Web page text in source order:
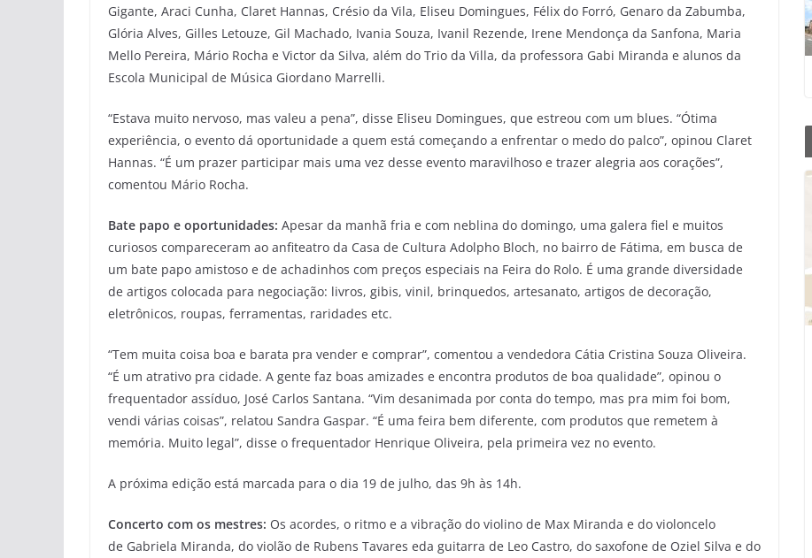
Gigante, Araci Cunha, Claret Hannas, Crésio da Vila, Eliseu Domingues, Félix do Forró, Genaro da Zabumba,
Glória Alves, Gilles Letouze, Gil Machado, Ivania Souza, Ivanil Rezende, Irene Mendonça da Sanfona, Maria
Mello Pereira, Mário Rocha e Victor da Silva, além do Trio da Villa, da professora Gabi Miranda e alunos da
Escola Municipal de Música Giordano Marrelli.
“Estava muito nervoso, mas valeu a pena”, disse Eliseu Domingues, que estreou com um blues. “Ótima
experiência, o evento dá oportunidade a quem está começando a enfrentar o medo do palco”, opinou Claret
Hannas. “É um prazer participar mais uma vez desse evento maravilhoso e trazer alegria aos corações”,
comentou Mário Rocha.
Bate papo e oportunidades: Apesar da manhã fria e com neblina do domingo, uma galera fiel e muitos
curiosos compareceram ao anfiteatro da Casa de Cultura Adolpho Bloch, no bairro de Fátima, em busca de
um bate papo amistoso e de achadinhos com preços especiais na Feira do Rolo. É uma grande diversidade
de artigos colocada para negociação: livros, gibis, vinil, brinquedos, artesanato, artigos de decoração,
eletrônicos, roupas, ferramentas, raridades etc.
“Tem muita coisa boa e barata pra vender e comprar”, comentou a vendedora Cátia Cristina Souza Oliveira.
“É um atrativo pra cidade. A gente faz boas amizades e encontra produtos de boa qualidade”, opinou o
frequentador assíduo, José Carlos Santana. “Vim desanimada por conta do tempo, mas pra mim foi bom,
vendi várias coisas”, relatou Sandra Gaspar. “É uma feira bem diferente, com produtos que remetem à
memória. Muito legal”, disse o frequentador Henrique Oliveira, pela primeira vez no evento.
A próxima edição está marcada para o dia 19 de julho, das 9h às 14h.
Concerto com os mestres: Os acordes, o ritmo e a vibração do violino de Max Miranda e do violoncelo
de Gabriela Miranda, do violão de Rubens Tavares eda guitarra de Leo Castro, do saxofone de Oziel Silva e do